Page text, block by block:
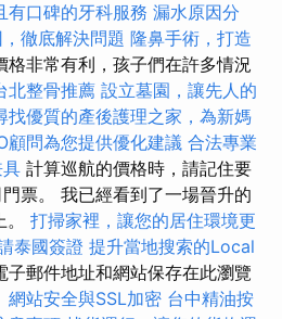
有口碑的牙科服務 漏水原因分
徹底解決問題 隆鼻手術，打造
格非常有利，孩子們在許多情況
北整骨推薦 設立墓園，讓先人的
找優質的產後護理之家，為新媽
顧問為您提供優化建議 合法專業
計算巡航的價格時，請記住要
票。 我已經看到了一場晉升的
打掃家裡，讓您的居住環境更
泰國簽證 提升當地搜索的Local
子郵件地址和網站保存在此瀏覽
網站安全與SSL加密 台中精油按